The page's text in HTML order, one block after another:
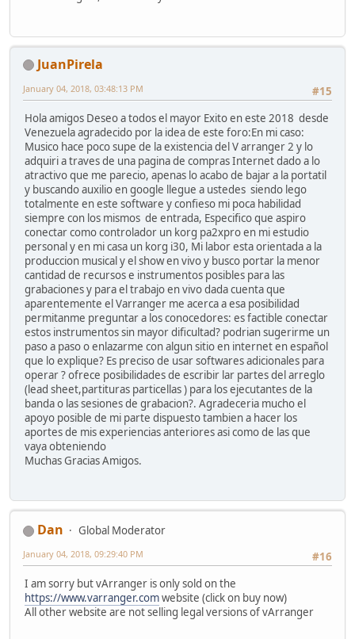
JuanPirela
#15
January 04, 2018, 03:48:13 PM
Hola amigos Deseo a todos el mayor Exito en este 2018 desde
Venezuela agradecido por la idea de este foro:En mi caso:
Musico hace poco supe de la existencia del V arranger 2 y lo
adquiri a traves de una pagina de compras Internet dado a lo
atractivo que me parecio, apenas lo acabo de bajar a la portatil
y buscando auxilio en google llegue a ustedes siendo lego
totalmente en este software y confieso mi poca habilidad
siempre con los mismos de entrada, Especifico que aspiro
conectar como controlador un korg pa2xpro en mi estudio
personal y en mi casa un korg i30, Mi labor esta orientada a la
produccion musical y el show en vivo y busco portar la menor
cantidad de recursos e instrumentos posibles para las
grabaciones y para el trabajo en vivo dada cuenta que
aparentemente el Varranger me acerca a esa posibilidad
permitanme preguntar a los conocedores: es factible conectar
estos instrumentos sin mayor dificultad? podrian sugerirme un
paso a paso o enlazarme con algun sitio en internet en español
que lo explique? Es preciso de usar softwares adicionales para
operar ? ofrece posibilidades de escribir lar partes del arreglo
(lead sheet,partituras particellas ) para los ejecutantes de la
banda o las sesiones de grabacion?. Agradeceria mucho el
apoyo posible de mi parte dispuesto tambien a hacer los
aportes de mis experiencias anteriores asi como de las que
vaya obteniendo
Muchas Gracias Amigos.
Dan
Global Moderator
#16
January 04, 2018, 09:29:40 PM
I am sorry but vArranger is only sold on the
https://www.varranger.comwebsite (click on buy now)
All other website are not selling legal versions of vArranger